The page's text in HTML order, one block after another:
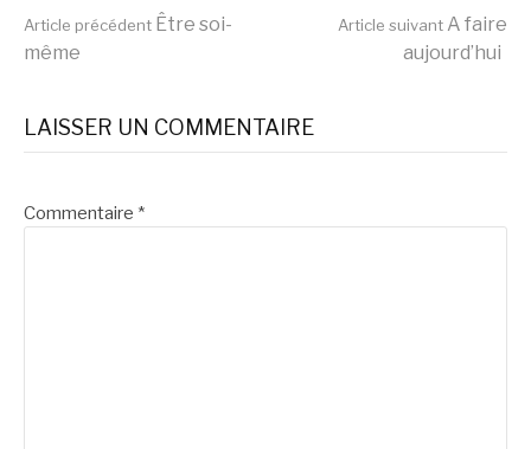
Lire
la
suite
Article précédent Être soi-
même
Article suivant A faire
aujourd’hui
LAISSER UN COMMENTAIRE
Commentaire *